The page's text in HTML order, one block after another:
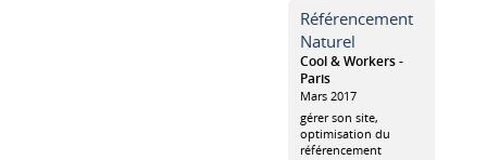
Référencement
Naturel
Cool & Workers -
Paris
Mars 2017
gérer son site,
optimisation du
référencement